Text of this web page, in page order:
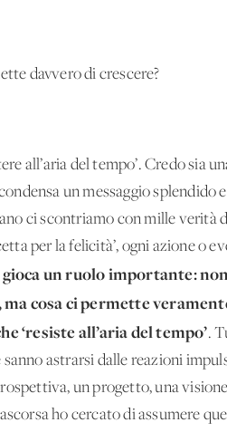
davvero di crescere?
all’aria del tempo’. Credo sia
un messaggio splendido
ci scontriamo con mille verità
per la felicità’, ogni azione o
un ruolo importante:
cosa ci permette
‘resiste all’aria del tempo’.
sanno astrarsi dalle reazioni
un progetto, una
ho cercato di assumere